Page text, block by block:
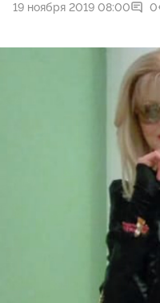
19 ноября 2019 08:00 0